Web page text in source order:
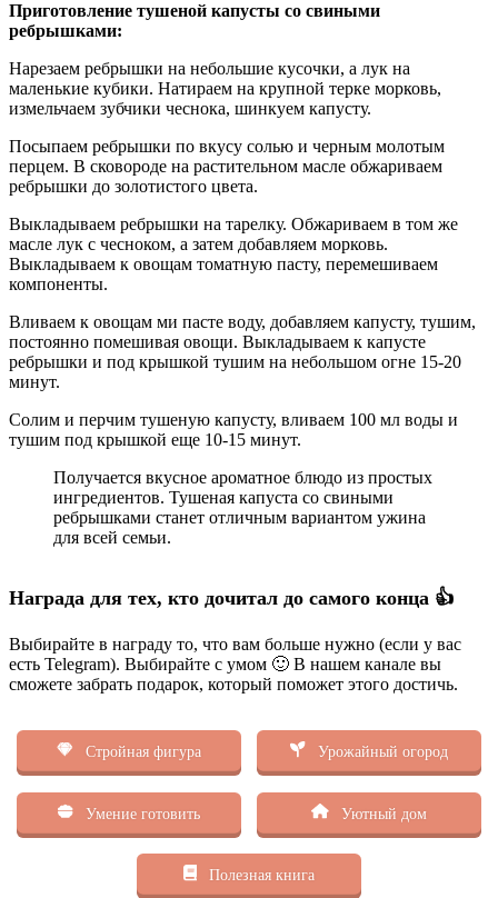
Приготовление тушеной капусты со свиными
ребрышками:
Нарезаем ребрышки на небольшие кусочки, а лук на
маленькие кубики. Натираем на крупной терке морковь,
измельчаем зубчики чеснока, шинкуем капусту.
Посыпаем ребрышки по вкусу солью и черным молотым
перцем. В сковороде на растительном масле обжариваем
ребрышки до золотистого цвета.
Выкладываем ребрышки на тарелку. Обжариваем в том же
масле лук с чесноком, а затем добавляем морковь.
Выкладываем к овощам томатную пасту, перемешиваем
компоненты.
Вливаем к овощам ми пасте воду, добавляем капусту, тушим,
постоянно помешивая овощи. Выкладываем к капусте
ребрышки и под крышкой тушим на небольшом огне 15-20
минут.
Солим и перчим тушеную капусту, вливаем 100 мл воды и
тушим под крышкой еще 10-15 минут.
Получается вкусное ароматное блюдо из простых
ингредиентов. Тушеная капуста со свиными
ребрышками станет отличным вариантом ужина
для всей семьи.
Награда для тех, кто дочитал до самого конца 👍
Выбирайте в награду то, что вам больше нужно (если у вас
есть Telegram). Выбирайте с умом 🙂 В нашем канале вы
сможете забрать подарок, который поможет этого достичь.
Стройная фигура Урожайный огород
Умение готовить Уютный дом
Полезная книга